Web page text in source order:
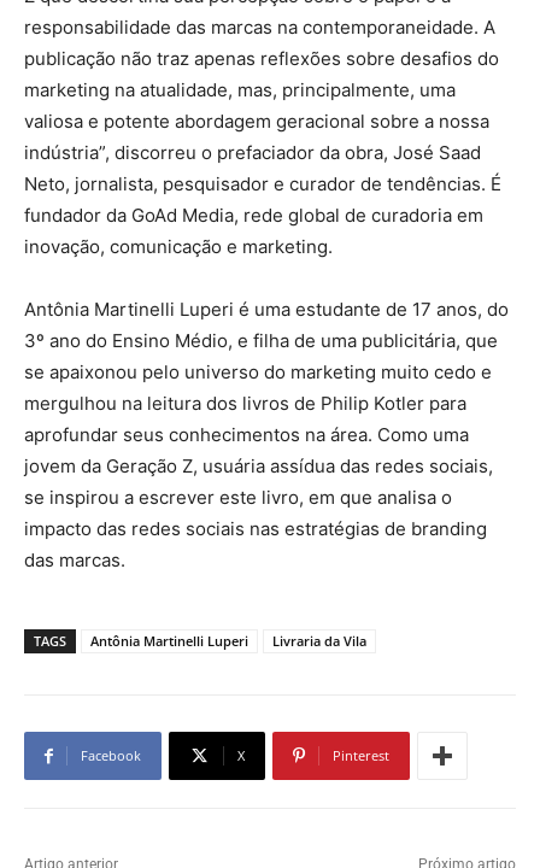
respon­sabilidade das marcas na contemporaneidade. A
publicação não traz apenas reflexões sobre desafios do
marketing na atualidade, mas, principalmen­te, uma
valiosa e potente abordagem geracional sobre a nossa
indústria”, discorreu o prefaciador da obra, José Saad
Neto, jornalista, pesquisador e curador de tendências. É
fundador da GoAd Media, rede global de curadoria em
inovação, comunicação e marketing.
Antônia Martinelli Luperi é uma estudante de 17 anos, do
3º ano do Ensino Médio, e filha de uma publicitária, que
se apaixonou pelo universo do marketing muito cedo e
mergulhou na leitura dos livros de Philip Kotler para
aprofundar seus conhecimentos na área. Como uma
jovem da Geração Z, usuária assídua das redes sociais,
se inspirou a escrever este livro, em que analisa o
impacto das redes sociais nas estratégias de branding
das marcas.
TAGS Antônia Martinelli Luperi Livraria da Vila
Facebook X Pinterest